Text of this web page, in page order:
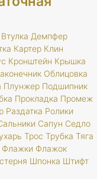
Втулка Демпфер
Картер Клин
Кронштейн Крышка
Облицовка
Плунжер Подшипник
Прокладка Промеж
Раздатка Ролики
Сапун Седло
Трос Трубка Тяга
Флажки Флажок
Шпонка Штифт